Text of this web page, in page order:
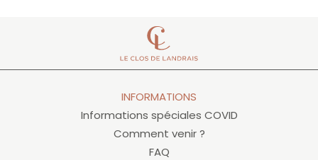
INFORMATIONS
Informations spéciales COVID
Comment venir ?
FAQ